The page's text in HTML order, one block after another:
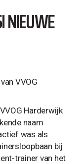
NIEUWE
VVOG
Harderwijk
naam
was als
bij
trainer van het